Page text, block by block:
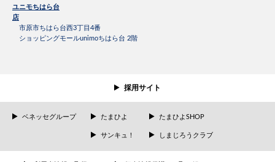
ユニモちはら台
店
市原市ちはら台西3丁目4番
ショッピングモールunimoちはら台 2階
採用サイト
ベネッセグループ たまひよ
サンキュ！
たまひよSHOP
しまじろうクラブ